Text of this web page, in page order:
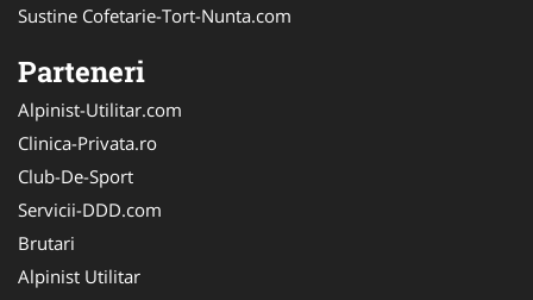
Sustine Cofetarie-Tort-Nunta.com
Parteneri
Alpinist-Utilitar.com
Clinica-Privata.ro
Club-De-Sport
Servicii-DDD.com
Brutari
Alpinist Utilitar